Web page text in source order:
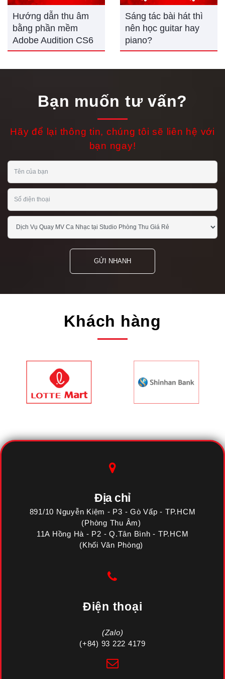
Hướng dẫn thu âm
bằng phần mềm
Adobe Audition CS6
Sáng tác bài hát thì
nên học guitar hay
piano?
Bạn muốn tư vấn?
Hãy để lại thông tin, chúng tôi sẽ liên hệ với
bạn ngay!
GỬI NHANH
Khách hàng
Địa chỉ
891/10 Nguyễn Kiệm - P3 - Gò Vấp - TP.HCM
(Phòng Thu Âm)
11A Hồng Hà - P2 - Q.Tân Bình - TP.HCM
(Khối Văn Phòng)
Điện thoại
(Zalo)
(+84) 93 222 4179